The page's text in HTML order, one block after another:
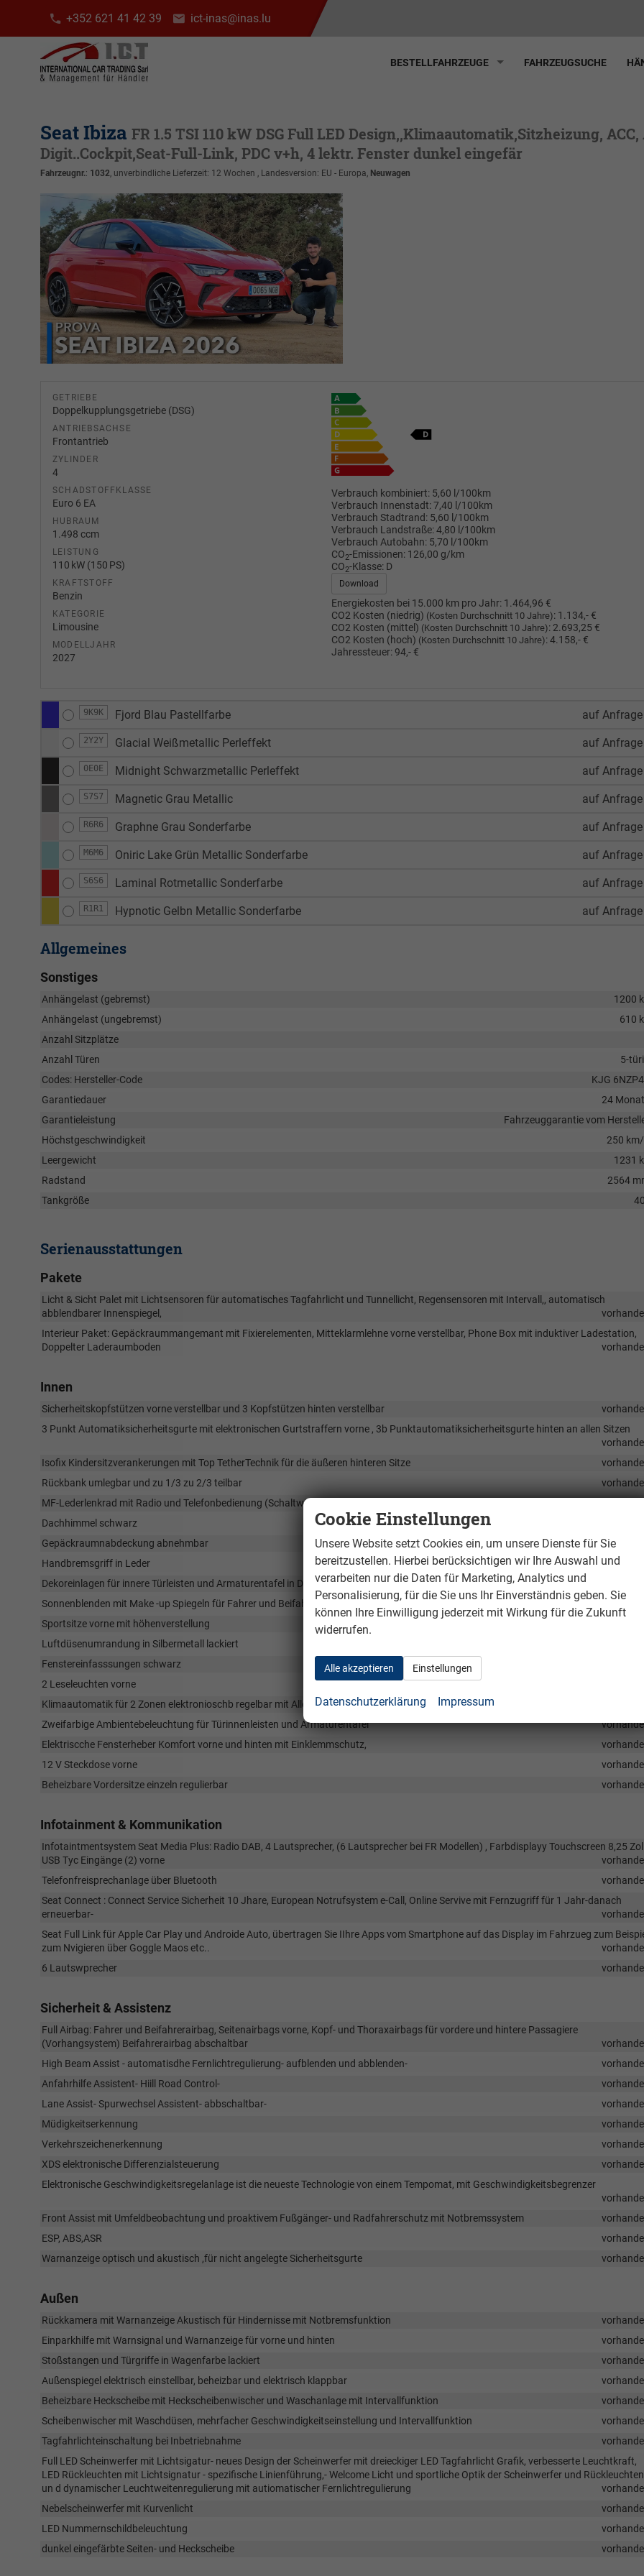
+352 621 41 42 39 ict-inas@inas.lu
BESTELLFAHRZEUGE FAHRZEUGSUCHE
Seat Ibiza FR 1.5 TSI 110 kW DSG Full LED Design,,Klimaautomatik,Sitzheizung,
Digit..Cockpit,Seat-Full-Link, PDC v+h, 4 lektr. Fenster dunkel eingefär
Fahrzeugnr.: 1032 , unverbindliche Lieferzeit: 12 Wochen , Landesversion: EU - Europa, Neuwagen
GETRIEBE
Doppelkupplungsgetriebe (DSG)
ANTRIEBSACHSE
Frontantrieb
ZYLINDER
4
SCHADSTOFFKLASSE
Euro 6 EA
HUBRAUM
1.498 ccm
LEISTUNG
110 kW (150 PS)
KRAFTSTOFF
Benzin
KATEGORIE
Limousine
MODELLJAHR
2027
Verbrauch kombiniert: 5,60 l/100km
Verbrauch Innenstadt:7,40 l/100km
Verbrauch Stadtrand: 5,60 l/100km
Verbrauch Landstraße:4,80 l/100km
Verbrauch Autobahn: 5,70 l/100km
CO2-Emissionen: 126,00 g/km
CO2-Klasse: D
Download
Energiekosten bei 15.000 km pro Jahr: 1.464,96 €
CO2 Kosten (niedrig) (Kosten Durchschnitt 10 Jahre): 1.134,- €
CO2 Kosten (mittel) (Kosten Durchschnitt 10 Jahre): 2.693,25 €
CO2 Kosten (hoch) (Kosten Durchschnitt 10 Jahre):4.158,- €
Jahressteuer: 94,- €
9K9K Fjord Blau Pastellfarbe auf Anfrage
2Y2Y Glacial Weißmetallic Perleffekt auf Anfrage
0E0E Midnight Schwarzmetallic Perleffekt auf Anfrage
S7S7 Magnetic Grau Metallic auf Anfrage
R6R6 Graphne Grau Sonderfarbe auf Anfrage
M6M6 Oniric Lake Grün Metallic Sonderfarbe auf Anfrage
S6S6 Laminal Rotmetallic Sonderfarbe auf Anfrage
R1R1 Hypnotic Gelbn Metallic Sonderfarbe auf Anfrage
Allgemeines
Sonstiges
Anhängelast (gebremst)
1200
Anhängelast (ungebremst)
610
Anzahl Sitzplätze
Anzahl Türen
5-
Codes: Hersteller-Code
KJG
Garantiedauer
24
Garantieleistung
Fahrzeuggarantie vom
Höchstgeschwindigkeit
250
Leergewicht
1231
Radstand
2564
Tankgröße
Serienausstattungen
Pakete
Licht & Sicht Palet mit Lichtsensoren für automatisches Tagfahrlicht und Tunnellicht, Regensensoren mit Intervall,, automatisch
abblendbarer Innenspiegel,
Interieur Paket: Gepäckraummangemant mit Fixierelementen, Mitteklarmlehne vorne verstellbar, Phone Box mit induktiver Ladestation,
Doppelter Laderaumboden
Innen
Sicherheitskopfstützen vorne verstellbar und 3 Kopfstützen hinten verstellbar
3 Punkt Automatiksicherheitsgurte mit elektronischen Gurtstraffern vorne , 3b Punktautomatiksicherheitsgurte hinten an allen Sitzen
Isofix Kindersitzverankerungen mit Top TetherTechnik für die äußeren hinteren Sitze
Rückbank umlegbar und zu 1/3 zu 2/3 teilbar
MF-Lederlenkrad mit Radio und Telefonbedienung (Schaltwippen nur bei DSG Getrieb4e)
Dachhimmel schwarz
Gepäckraumnabdeckung abnehmbar
vorhanden
Handbremsgriff in Leder
vorhanden
Dekoreinlagen für innere Türleisten und Armaturentafel in Dark Aluminium Matt
Sonnenblenden mit Make -up Spiegeln für Fahrer und Beifahrer
vorhanden
Sportsitze vorne mit höhenverstellung
Luftdüsenumrandung in Silbermetall lackiert
Fenstereinfasssungen schwarz
2 Leseleuchten vorne
Klimaautomatik für 2 Zonen elektronioschb regelbar mit Allergenfilter
Zweifarbige Ambientebeleuchtung für Türinnenleisten und Armaturentafel
Elektriscche Fensterheber Komfort vorne und hinten mit Einklemmschutz,
12 V Steckdose vorne
Beheizbare Vordersitze einzeln regulierbar
Infotainment & Kommunikation
Infotaintmentsystem Seat Media Plus: Radio DAB, 4 Lautsprecher, (6 Lautsprecher bei FR Modellen) , Farbdisplayy Touchscreen 8,25
USB Tyc Eingänge (2) vorne
Telefonfreisprechanlage über Bluetooth
Seat Connect : Connect Service Sicherheit 10 Jhare, European Notrufsystem e-Call, Online Servive mit Fernzugriff für 1 Jahr-danach
erneuerbar-
Seat Full Link für Apple Car Play und Androide Auto, übertragen Sie IIhre Apps vom Smartphone auf das Display im Fahrzueg zum
zum Nvigieren über Goggle Maos etc..
6 Lautswprecher
Sicherheit & Assistenz
Full Airbag: Fahrer und Beifahrerairbag, Seitenairbags vorne, Kopf- und Thoraxairbags für vordere und hintere Passagiere
(Vorhangsystem) Beifahrerairbag abschaltbar
High Beam Assist - automatisdhe Fernlichtregulierung- aufblenden und abblenden-
Anfahrhilfe Assistent- Hiill Road Control-
Lane Assist- Spurwechsel Assistent- abbschaltbar-
Müdigkeitserkennung
Verkehrszeichenerkennung
XDS elektronische Differenzialsteuerung
Elektronische Geschwindigkeitsregelanlage ist die neueste Technologie von einem Tempomat, mit Geschwindigkeitsbegrenzer
Front Assist mit Umfeldbeobachtung und proaktivem Fußgänger- und Radfahrerschutz mit Notbremssystem
ESP, ABS,ASR
Warnanzeige optisch und akustisch ,für nicht angelegte Sicherheitsgurte
Außen
Rückkamera mit Warnanzeige Akustisch für Hindernisse mit Notbremsfunktion
Einparkhilfe mit Warnsignal und Warnanzeige für vorne und hinten
Stoßstangen und Türgriffe in Wagenfarbe lackiert
Außenspiegel elektrisch einstellbar, beheizbar und elektrisch klappbar
Beheizbare Heckscheibe mit Heckscheibenwischer und Waschanlage mit Intervallfunktion
Scheibenwischer mit Waschdüsen, mehrfacher Geschwindigkeitseinstellung und Intervallfunktion
Tagfahrlichteinschaltung bei Inbetriebnahme
Full LED Scheinwerfer mit Lichtsigatur- neues Design der Scheinwerfer mit dreieckiger LED Tagfahrlicht Grafik, verbesserte Leuchtkraft,
LED Rückleuchten mit Lichtsignatur - spezifische Linienführung,- Welcome Licht und sportliche Optik der Scheinwerfer und Rückleuchten
un d dynamischer Leuchtweitenregulierung mit autiomatischer Fernlichtregulierung
Nebelscheinwerfer mit Kurvenlicht
LED Nummernschildbeleuchtung
dunkel eingefärbte Seiten- und Heckscheibe
Cookie Einstellungen
Unsere Website setzt Cookies ein, um unsere Dienste für Sie
bereitzustellen. Hierbei berücksichtigen wir Ihre Auswahl und
verarbeiten nur die Daten für Marketing, Analytics und
Personalisierung, für die Sie uns Ihr Einverständnis geben. Sie
können Ihre Einwilligung jederzeit mit Wirkung für die Zukunft
widerrufen.
Alle akzeptieren Einstellungen
Datenschutzerklärung Impressum